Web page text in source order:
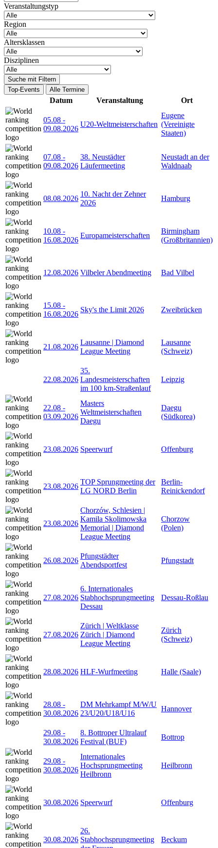
Veranstaltungstyp
Region
Altersklassen
Disziplinen
Suche mit Filtern
Top-Events
Alle Termine
Datum Veranstaltung Ort
05.08 -
09.08.2026
U20-Weltmeisterschaften
Eugene
(Vereinigte
Staaten)
07.08 -
09.08.2026
38. Neustädter
Läufermeeting
Neustadt an der
Waldnaab
08.08.2026
10. Nacht der Zehner
2026
Hamburg
10.08 -
16.08.2026
Europameisterschaften
Birmingham
(Großbritannien)
12.08.2026 Vilbeler Abendmeeting Bad Vilbel
15.08 -
16.08.2026
Sky's the Limit 2026 Zweibrücken
21.08.2026
Lausanne | Diamond
League Meeting
Lausanne
(Schweiz)
22.08.2026
35.
Landesmeisterschaften
im 100 km-Straßenlauf
Leipzig
22.08 -
03.09.2026
Masters
Weltmeisterschaften
Daegu
Daegu
(Südkorea)
23.08.2026 Speerwurf Offenburg
23.08.2026
TOP Sprungmeeting der
LG NORD Berlin
Berlin-
Reinickendorf
23.08.2026
Chorzów, Schlesien |
Kamila Skolimowska
Memorial | Diamond
League Meeting
Chorzow
(Polen)
26.08.2026
Pfungstädter
Abendsportfest
Pfungstadt
27.08.2026
6. Internationales
Stabhochsprungmeeting
Dessau
Dessau-Roßlau
27.08.2026
Zürich | Weltklasse
Zürich | Diamond
League Meeting
Zürich
(Schweiz)
28.08.2026 HLF-Wurfmeeting Halle (Saale)
28.08 -
30.08.2026
DM Mehrkampf M/W/U
23/U20/U18/U16
Hannover
29.08 -
30.08.2026
8. Bottroper Ultralauf
Festival (BUF)
Bottrop
29.08 -
30.08.2026
Internationales
Hochsprungmeeting
Heilbronn
Heilbronn
30.08.2026 Speerwurf Offenburg
30.08.2026
26.
Stabhochsprungmeeting
Beckum